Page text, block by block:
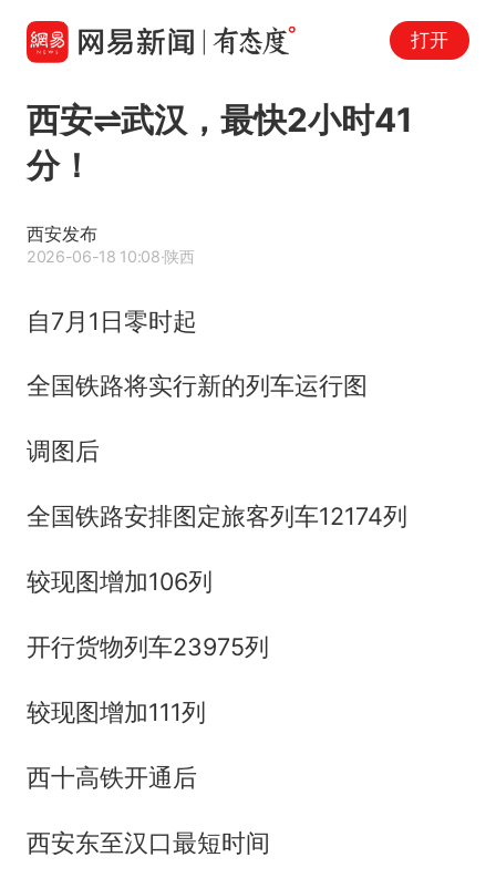
打开
西安⇌武汉，最快2小时41
分！
西安发布
2026-06-18 10:08·陕西
自7月1日零时起
全国铁路将实行新的列车运行图
调图后
全国铁路安排图定旅客列车12174列
较现图增加106列
开行货物列车23975列
较现图增加111列
西十高铁开通后
西安东至汉口最短时间